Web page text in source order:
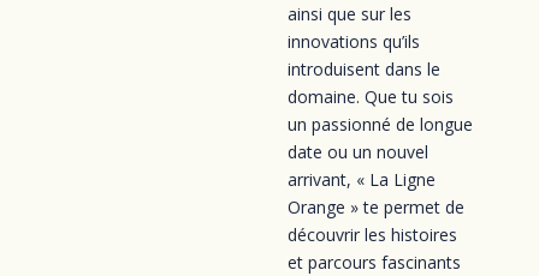
ainsi que sur les
innovations qu’ils
introduisent dans le
domaine. Que tu sois
un passionné de longue
date ou un nouvel
arrivant, « La Ligne
Orange » te permet de
découvrir les histoires
et parcours fascinants